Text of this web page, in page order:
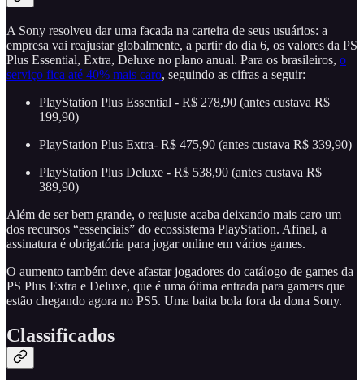
A Sony resolveu dar uma facada na carteira de seus usuários: a
empresa vai reajustar globalmente, a partir do dia 6, os valores da PS
Plus Essential, Extra, Deluxe no plano anual. Para os brasileiros, o
serviço fica até 40% mais caro, seguindo as cifras a seguir:
PlayStation Plus Essential - R$ 278,90 (antes custava R$
199,90)
PlayStation Plus Extra- R$ 475,90 (antes custava R$ 339,90)
PlayStation Plus Deluxe - R$ 538,90 (antes custava R$
389,90)
Além de ser bem grande, o reajuste acaba deixando mais caro um
dos recursos “essenciais” do ecossistema PlayStation. Afinal, a
assinatura é obrigatória para jogar online em vários games.
O aumento também deve afastar jogadores do catálogo de games da
PS Plus Extra e Deluxe, que é uma ótima entrada para gamers que
estão chegando agora no PS5. Uma baita bola fora da dona Sony.
Classificados